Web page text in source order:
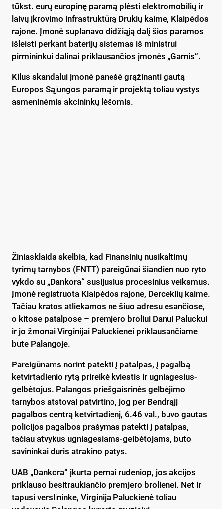
tūkst. eurų europinę paramą plėsti elektromobilių ir
laivų įkrovimo infrastruktūrą Drukių kaime, Klaipėdos
rajone. Įmonė suplanavo didžiąją dalį šios paramos
išleisti perkant baterijų sistemas iš ministrui
pirmininkui dalinai priklausančios įmonės „Garnis“.
Kilus skandalui įmonė panešė grąžinanti gautą
Europos Sąjungos paramą ir projektą toliau vystys
asmeninėmis akcininkų lėšomis.
Žiniasklaida skelbia, kad Finansinių nusikaltimų
tyrimų tarnybos (FNTT) pareigūnai šiandien nuo ryto
vykdo su „Dankora“ susijusius procesinius veiksmus.
Įmonė registruota Klaipėdos rajone, Derceklių kaime.
Tačiau kratos atliekamos ne šiuo adresu esančiose,
o kitose patalpose – premjero broliui Danui Paluckui
ir jo žmonai Virginijai Paluckienei priklausančiame
bute Palangoje.
Pareigūnams norint patekti į patalpas, į pagalbą
ketvirtadienio rytą prireikė kviestis ir ugniagesius-
gelbėtojus. Palangos priešgaisrinės gelbėjimo
tarnybos atstovai patvirtino, jog per Bendrąjį
pagalbos centrą ketvirtadienį, 6.46 val., buvo gautas
policijos pagalbos prašymas patekti į patalpas,
tačiau atvykus ugniagesiams-gelbėtojams, buto
savininkai duris atrakino patys.
UAB „Dankora“ įkurta pernai rudeniop, jos akcijos
priklauso besitraukiančio premjero brolienei. Net ir
tapusi verslininke, Virginija Paluckienė toliau